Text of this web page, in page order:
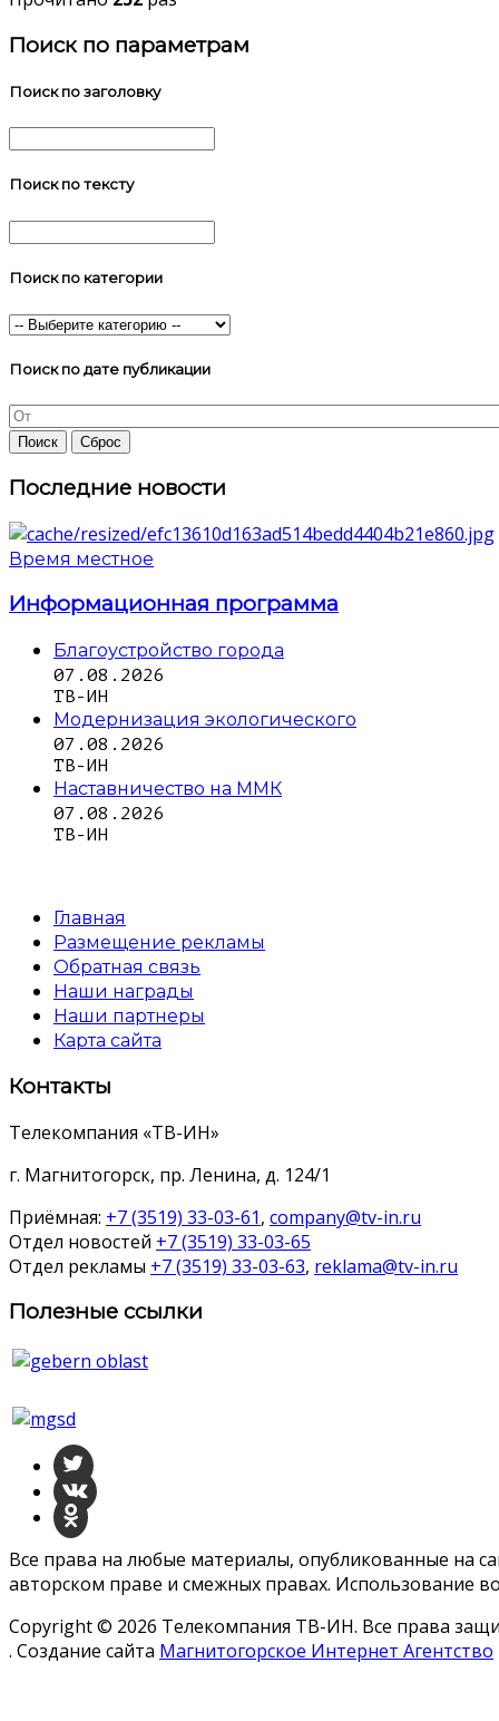
Поиск по параметрам
Поиск по заголовку
Поиск по тексту
Поиск по категории
Поиск по дате публикации
Последние новости
Время местное
Информационная программа
Благоустройство города
07.08.2026
ТВ-ИН
Модернизация экологического
07.08.2026
ТВ-ИН
Наставничество на ММК
07.08.2026
ТВ-ИН
Главная
Размещение рекламы
Обратная связь
Наши награды
Наши партнеры
Карта сайта
Контакты
Телекомпания «ТВ-ИН»
г. Магнитогорск, пр. Ленина, д. 124/1
Приёмная: +7 (3519) 33-03-61, company@tv-in.ru
Отдел новостей +7 (3519) 33-03-65
Отдел рекламы +7 (3519) 33-03-63, reklama@tv-in.ru
Полезные ссылки
Все права на любые материалы, опубликованные на
авторском праве и смежных правах. Использование
Copyright © 2026 Телекомпания ТВ-ИН. Все права
. Создание сайта Магнитогорское Интернет Агентство